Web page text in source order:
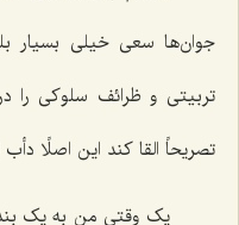
جوان‌ها سعی خیلی بسیار
تربیتی و ظرائف سلوکی را در
تصریحاً القا کند این اصلًا
یک وقتی من به یک